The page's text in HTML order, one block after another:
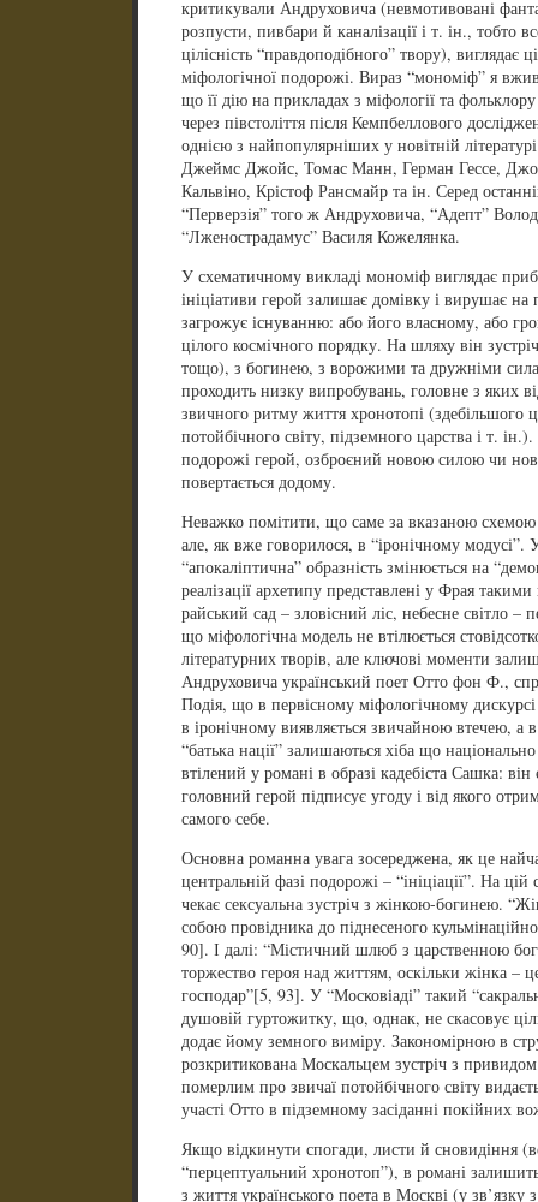
критикували Андруховича (невмотивовані
розпусти, пивбари й каналізації і т. ін., тобто
цілісність “правдоподібного” твору), виглядає
міфологічної подорожі. Вираз “мономіф” я
що її дію на прикладах з міфології та
через півстоліття після Кемпбеллового
однією з найпопулярніших у новітній
Джеймс Джойс, Томас Манн, Герман Гессе,
Кальвіно, Крістоф Рансмайр та ін. Серед
“Перверзія” того ж Андруховича, “Адепт”
“Лженострадамус” Василя Кожелянка.
У схематичному викладі мономіф виглядає
ініціативи герой залишає домівку і вирушає
загрожує існуванню: або його власному, або
цілого космічного порядку. На шляху він
тощо), з богинею, з ворожими та дружніми
проходить низку випробувань, головне з яких
звичного ритму життя хронотопі (здебільшого
потойбічного світу, підземного царства і т.
подорожі герой, озброєний новою силою чи
повертається додому.
Неважко помітити, що саме за вказаною схемою
але, як вже говорилося, в “іронічному
“апокаліптична” образність змінюється на
реалізації архетипу представлені у Фрая
райський сад – зловісний ліс, небесне світло –
що міфологічна модель не втілюється
літературних творів, але ключові моменти
Андруховича український поет Отто фон Ф.,
Подія, що в первісному міфологічному
в іронічному виявляється звичайною втечею, а в
“батька нації” залишаються хіба що
втілений у романі в образі кадебіста Сашка:
головний герой підписує угоду і від якого
самого себе.
Основна романна увага зосереджена, як це
центральній фазі подорожі – “ініціації”. На
чекає сексуальна зустріч з жінкою-богинею.
собою провідника до піднесеного
90]. І далі: “Містичний шлюб з царственною
торжество героя над життям, оскільки жінка –
господар”[5, 93]. У “Московіаді” такий
душовій гуртожитку, що, однак, не скасовує
додає йому земного виміру. Закономірною в
розкритикована Москальцем зустріч з
померлим про звичаї потойбічного світу
участі Отто в підземному засіданні покійних
Якщо відкинути спогади, листи й сновидіння
“перцептуальний хронотоп”), в романі
з життя українського поета в Москві (у